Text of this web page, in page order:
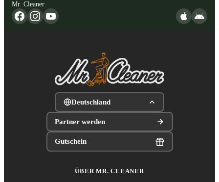
Mr. Cleaner
Deutschland
Partner werden
Gutschein
ÜBER MR. CLEANER